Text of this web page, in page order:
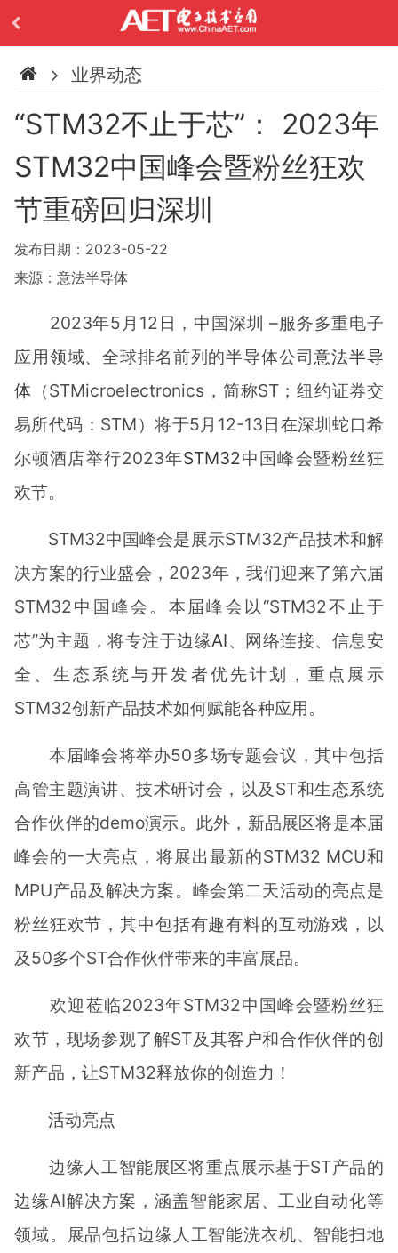
业界动态
“STM32不止于芯”： 2023年
STM32中国峰会暨粉丝狂欢
节重磅回归深圳
发布日期：2023-05-22
来源：意法半导体
2023年5月12日，中国深圳 –服务多重电子
应用领域、全球排名前列的半导体公司意法半导
体 （STMicroelectronics，简称ST；纽约证券交
易所代码：STM）将于5月12-13日在深圳蛇口希
尔顿酒店举行2023年STM32中国峰会暨粉丝狂
欢节。
STM32中国峰会是展示STM32产品技术和解
决方案的行业盛会，2023年，我们迎来了第六届
STM32中国峰会。本届峰会以“STM32不止于
芯”为主题，将专注于边缘AI、网络连接、信息安
全、生态系统与开发者优先计划，重点展示
STM32创新产品技术如何赋能各种应用。
本届峰会将举办50多场专题会议，其中包括
高管主题演讲、技术研讨会，以及ST和生态系统
合作伙伴的demo演示。此外，新品展区将是本届
峰会的一大亮点，将展出最新的STM32 MCU和
MPU产品及解决方案。峰会第二天活动的亮点是
粉丝狂欢节，其中包括有趣有料的互动游戏，以
及50多个ST合作伙伴带来的丰富展品。
欢迎莅临2023年STM32中国峰会暨粉丝狂
欢节，现场参观了解ST及其客户和合作伙伴的创
新产品，让STM32释放你的创造力！
活动亮点
边缘人工智能展区将重点展示基于ST产品的
边缘AI解决方案，涵盖智能家居、工业自动化等
领域。展品包括边缘人工智能洗衣机、智能扫地